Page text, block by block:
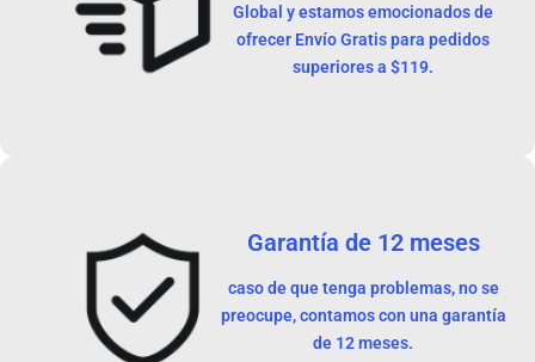
Global y estamos emocionados de
ofrecer Envío Gratis para pedidos
superiores a $119.
Garantía de 12 meses
caso de que tenga problemas, no se
preocupe, contamos con una garantía
de 12 meses.